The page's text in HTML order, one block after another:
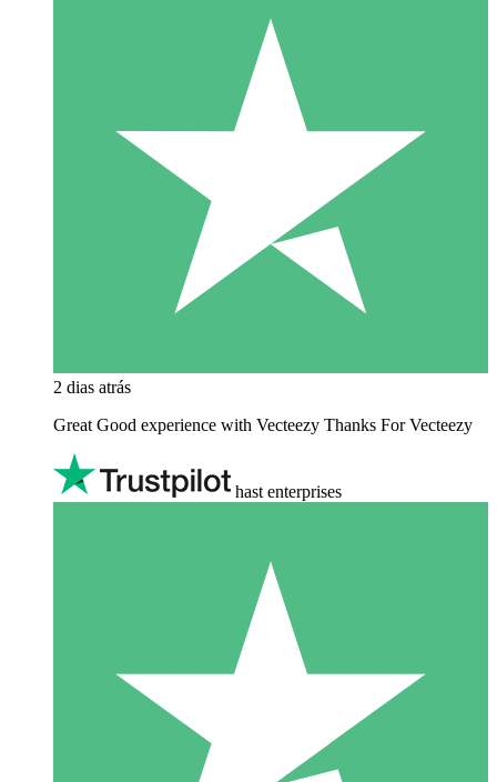
2 dias atrás
Great Good experience with Vecteezy Thanks For Vecteezy
hast enterprises